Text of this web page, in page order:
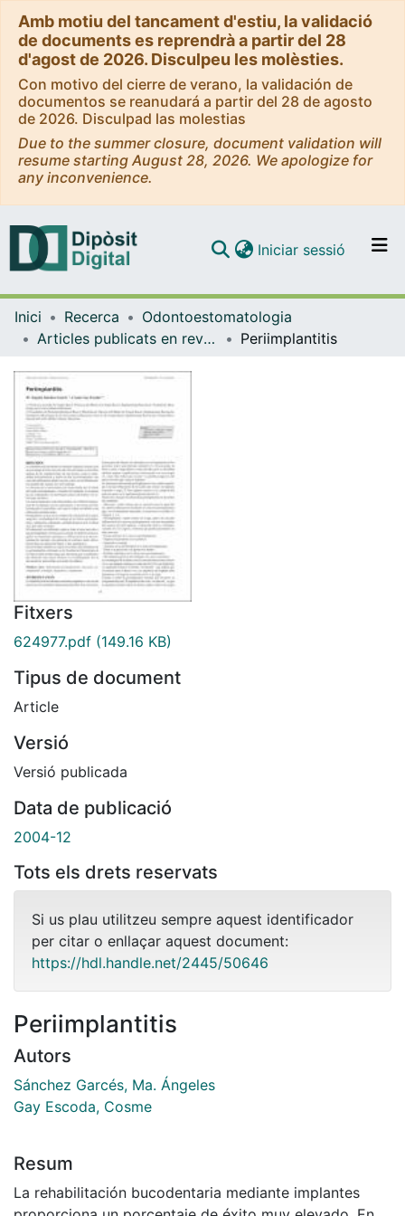
Amb motiu del tancament d'estiu, la validació
de documents es reprendrà a partir del 28
d'agost de 2026. Disculpeu les molèsties.
Con motivo del cierre de verano, la validación de
documentos se reanudará a partir del 28 de agosto
de 2026. Disculpad las molestias
Due to the summer closure, document validation will
resume starting August 28, 2026. We apologize for
any inconvenience.
Navega per tot el DD
Iniciar sessió (current)
Inici Recerca
Odontoestomatologia
Articles publicats en revistes (Odontoestomatologia)
Periimplantitis
Fitxers
624977.pdf (149.16 KB)
Tipus de document
Article
Versió
Versió publicada
Data de publicació
2004-12
Tots els drets reservats
Si us plau utilitzeu sempre aquest identificador
per citar o enllaçar aquest document:
https://hdl.handle.net/2445/50646
Periimplantitis
Autors
Sánchez Garcés, Ma. Ángeles
Gay Escoda, Cosme
Resum
La rehabilitación bucodentaria mediante implantes